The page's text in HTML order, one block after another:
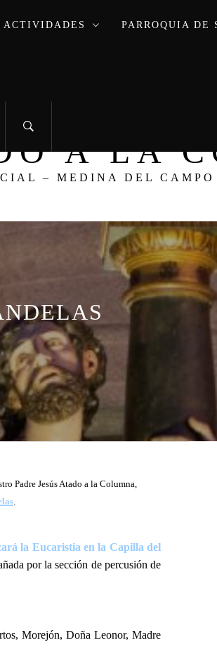
ACTIVIDADES PARROQUIA DE
A LA
– MEDINA DEL CAMPO
Padre Jesús Atado a la Columna,
.
la Eucaristia en la Capilla del
por la sección de percusión de
Morejón, Doña Leonor, Madre